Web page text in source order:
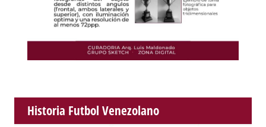
Historia Futbol Venezolano